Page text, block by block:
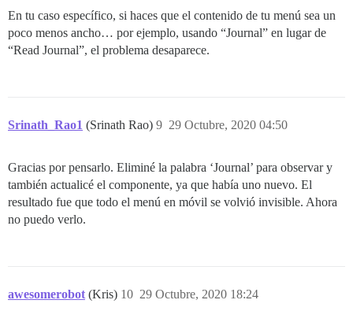
En tu caso específico, si haces que el contenido de tu menú sea un
poco menos ancho… por ejemplo, usando “Journal” en lugar de
“Read Journal”, el problema desaparece.
Srinath_Rao1 (Srinath Rao) 29 Octubre, 2020 04:50
9
Gracias por pensarlo. Eliminé la palabra ‘Journal’ para observar y
también actualicé el componente, ya que había uno nuevo. El
resultado fue que todo el menú en móvil se volvió invisible. Ahora
no puedo verlo.
awesomerobot (Kris) 29 Octubre, 2020 18:24
10